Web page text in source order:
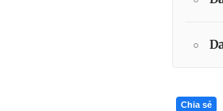
Chia sẻ